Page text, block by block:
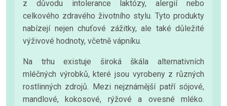
z důvodu intolerance laktózy, alergií nebo
celkového zdravého životního stylu. Tyto produkty
nabízejí nejen chuťové zážitky, ale také důležité
výživové hodnoty, včetně vápníku.
Na trhu existuje široká škála alternativních
mléčných výrobků, které jsou vyrobeny z různých
rostlinných zdrojů. Mezi nejznámější patří sójové,
mandlové, kokosové, rýžové a ovesné mléko.